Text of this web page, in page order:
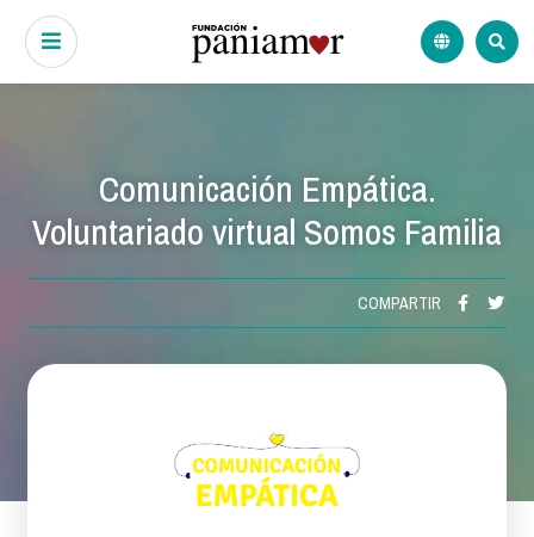
Comunicación Empática.
Voluntariado virtual Somos Familia
COMPARTIR